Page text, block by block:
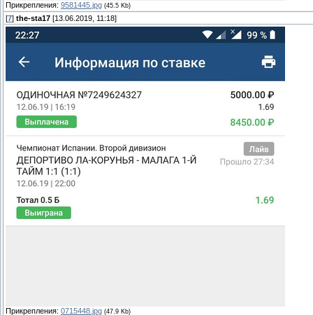
Прикрепления: 9581445.jpg (45.5 Kb)
[7] the-sta17 [13.06.2019, 11:18]
Прикрепления: 0715448.jpg (47.9 Kb)